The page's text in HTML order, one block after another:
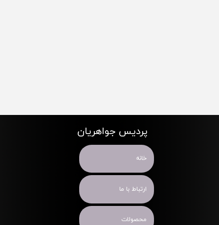
پردیس جواهریان
خانه
ارتباط با ما
محصولات